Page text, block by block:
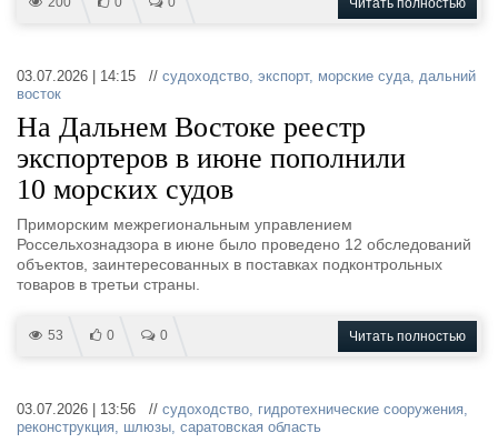
Читать полностью
03.07.2026 | 14:15 // судоходство, экспорт, морские суда, дальний
восток
На Дальнем Востоке реестр
экспортеров в июне пополнили
10 морских судов
Приморским межрегиональным управлением
Россельхознадзора в июне было проведено 12 обследований
объектов, заинтересованных в поставках подконтрольных
товаров в третьи страны.
53 0 0 Читать полностью
03.07.2026 | 13:56 // судоходство, гидротехнические сооружения,
реконструкция, шлюзы, саратовская область